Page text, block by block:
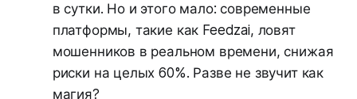
в сутки. Но и этого мало: современные
платформы, такие как Feedzai, ловят
мошенников в реальном времени, снижая
риски на целых 60%. Разве не звучит как
магия?